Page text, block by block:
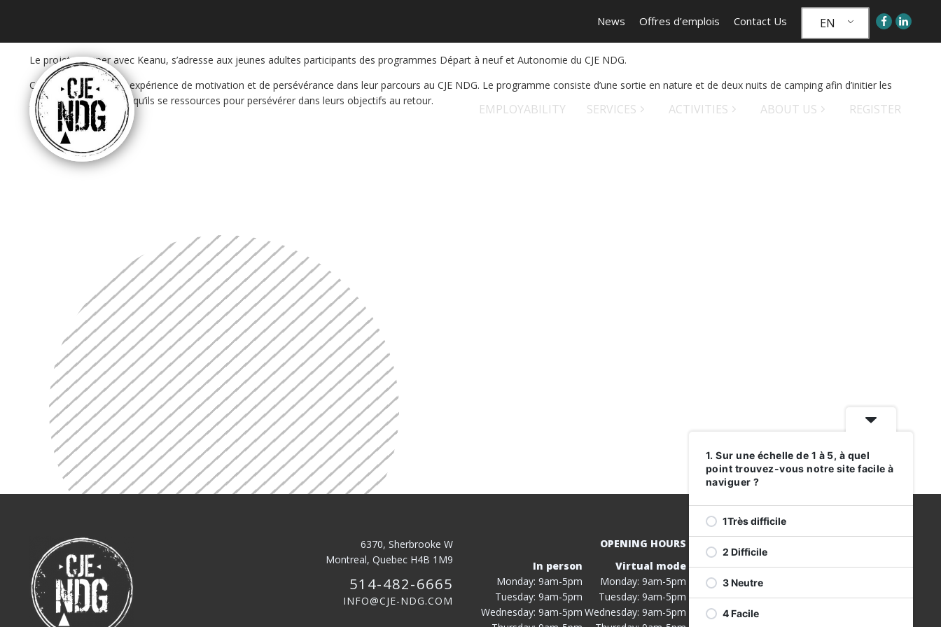
News Offres d’emplois Contact Us EN
EMPLOYABILITY SERVICES ACTIVITIES ABOUT US REGISTER
Le projet, camper avec Keanu, s’adresse aux jeunes adultes participants des programmes Départ à neuf et Autonomie du CJE NDG.
Ce projet se veut une expérience de motivation et de persévérance dans leur parcours au CJE NDG. Le programme consiste d’une sortie en nature et de deux nuits de camping afin d’initier les
jeunes à la nature afin qu’ils se ressources pour persévérer dans leurs objectifs au retour.
6370, Sherbrooke W
Montreal, Quebec H4B 1M9
514-482-6665
INFO@CJE-NDG.COM
OPENING HOURS
In person
Monday: 9am-5pm
Tuesday: 9am-5pm
Wednesday: 9am-5pm
Virtual mode
Monday: 9am-5pm
Tuesday: 9am-5pm
Wednesday: 9am-5pm
1. Sur une échelle de 1 à 5, à quel
point trouvez-vous notre site facile à
naviguer ?
1Très difficile
2 Difficile
3 Neutre
4 Facile